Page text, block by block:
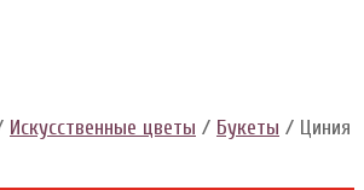
Искусственные цветы / Букеты / Циния